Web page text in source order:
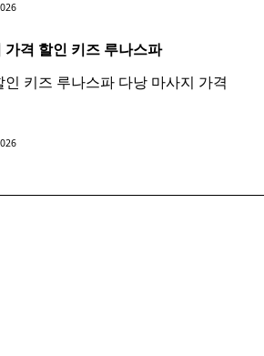
가격 할인 키즈 루나스파
키즈 루나스파 다낭 마사지 가격